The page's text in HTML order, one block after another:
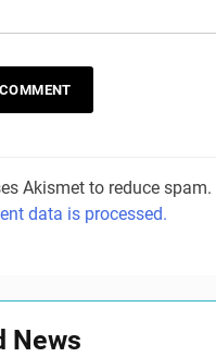
Akismet to reduce spam.
data is processed.
News